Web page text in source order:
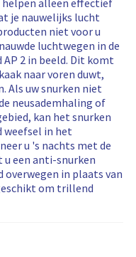
helpen alleen effectief
je nauwelijks lucht
niet voor u
luchtwegen in de
2 in beeld. Dit komt
naar voren duwt,
Als uw snurken niet
neusademhaling of
kan het snurken
weefsel in het
u 's nachts met de
u een anti-snurken
overwegen in plaats van
om trillend